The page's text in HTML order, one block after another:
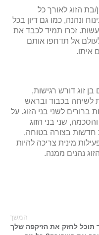
בת הזוג לאורך כל
ונהנה, כמו גם דיון בכל
זכרו תמיד לכבד את
אל תדחפו אותם
איתו.
בן זוג דורש רגישות,
לשיחה בכבוד ובראש
ברורים לשני בני הזוג. על
שני בני הזוג
חדשות בצורה בטוחה,
מינית צריכה להיות
נהנים ממנה.
המשך
תוכל לחזק את הזיקפה שלך